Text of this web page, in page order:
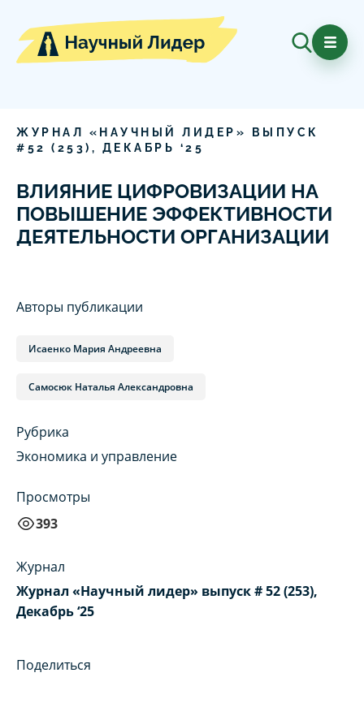
ЖУРНАЛ «НАУЧНЫЙ ЛИДЕР» ВЫПУСК
# 52 ( 253), ДЕКАБРЬ ‘25
ВЛИЯНИЕ ЦИФРОВИЗАЦИИ НА
ПОВЫШЕНИЕ ЭФФЕКТИВНОСТИ
ДЕЯТЕЛЬНОСТИ ОРГАНИЗАЦИИ
Авторы публикации
Исаенко Мария Андреевна
Самосюк Наталья Александровна
Рубрика
Экономика и управление
Просмотры
393
Журнал
Журнал «Научный лидер» выпуск # 52 (253),
Декабрь ‘25
Поделиться